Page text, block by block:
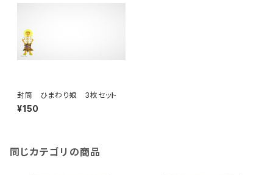
封筒 ひまわり娘 3枚セット
¥150
同じカテゴリの商品